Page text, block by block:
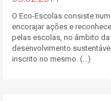
O Eco-Escolas consiste
encorajar ações e
pelas escolas, no âmbito
desenvolvimento
inscrito no mesmo. (...)